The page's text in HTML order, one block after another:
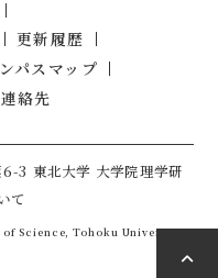
更新履歴
パスマップ
絡先
3 東北大学 大学院理学研
て
Science, Tohoku University.